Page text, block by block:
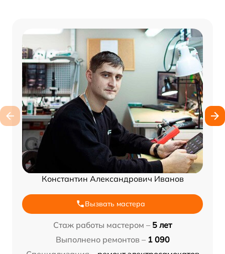
Константин Александрович Иванов
Вызвать мастера
Стаж работы мастером – 5 лет
Выполнено ремонтов – 1 090